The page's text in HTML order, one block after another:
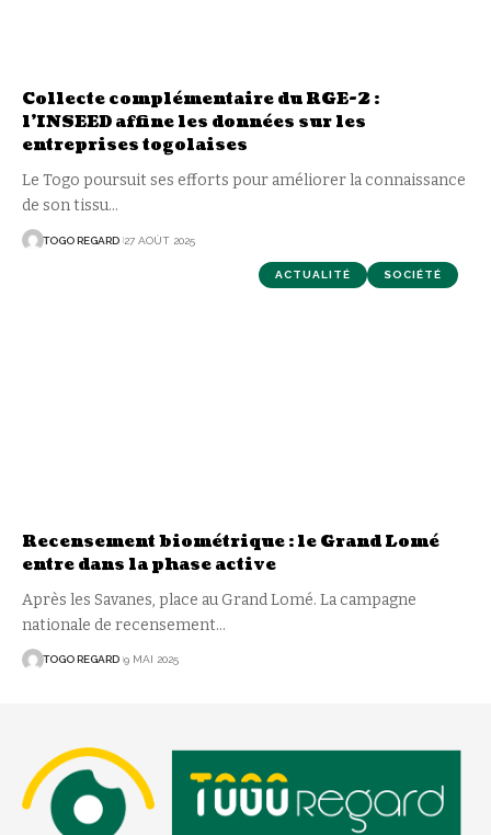
Collecte complémentaire du RGE-2 :
l’INSEED affine les données sur les
entreprises togolaises
Le Togo poursuit ses efforts pour améliorer la connaissance
de son tissu…
TOGO REGARD 27 AOÛT 2025
ACTUALITÉ SOCIÉTÉ
Recensement biométrique : le Grand Lomé
entre dans la phase active
Après les Savanes, place au Grand Lomé. La campagne
nationale de recensement…
TOGO REGARD 9 MAI 2025